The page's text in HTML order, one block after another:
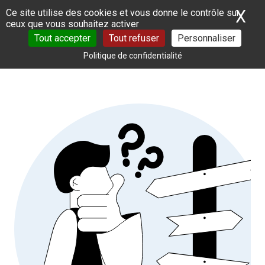
Panneau de gestion des cookies
Ce site utilise des cookies et vous donne le contrôle sur
ceux que vous souhaitez activer
Tout accepter
Tout refuser Personnaliser
Politique de confidentialité
X